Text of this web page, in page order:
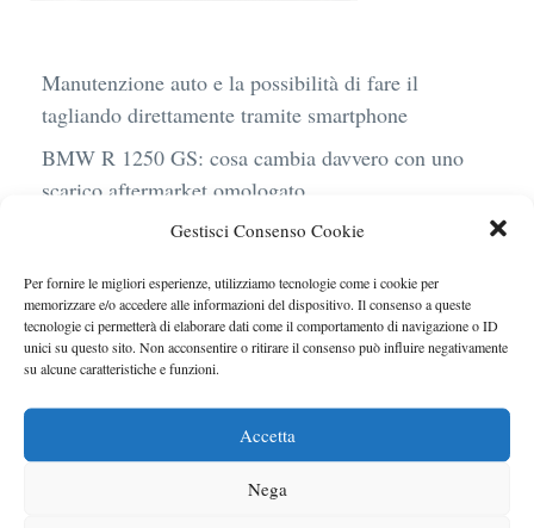
Gestisci Consenso Cookie
Per fornire le migliori esperienze, utilizziamo tecnologie come i cookie per
memorizzare e/o accedere alle informazioni del dispositivo. Il consenso a queste
tecnologie ci permetterà di elaborare dati come il comportamento di navigazione o ID
unici su questo sito. Non acconsentire o ritirare il consenso può influire negativamente
su alcune caratteristiche e funzioni.
Accetta
Nega
Manutenzione auto e la possibilità di fare il
tagliando direttamente tramite smartphone
BMW R 1250 GS: cosa cambia davvero con uno
scarico aftermarket omologato
Audi Q4 e-Tron 40 Business elettrica: mobilità
termine
Ufficiale l’arrivo degli stop lampeggianti
obbligatori in Italia
Le caratteristiche del motore Turbo 100 di